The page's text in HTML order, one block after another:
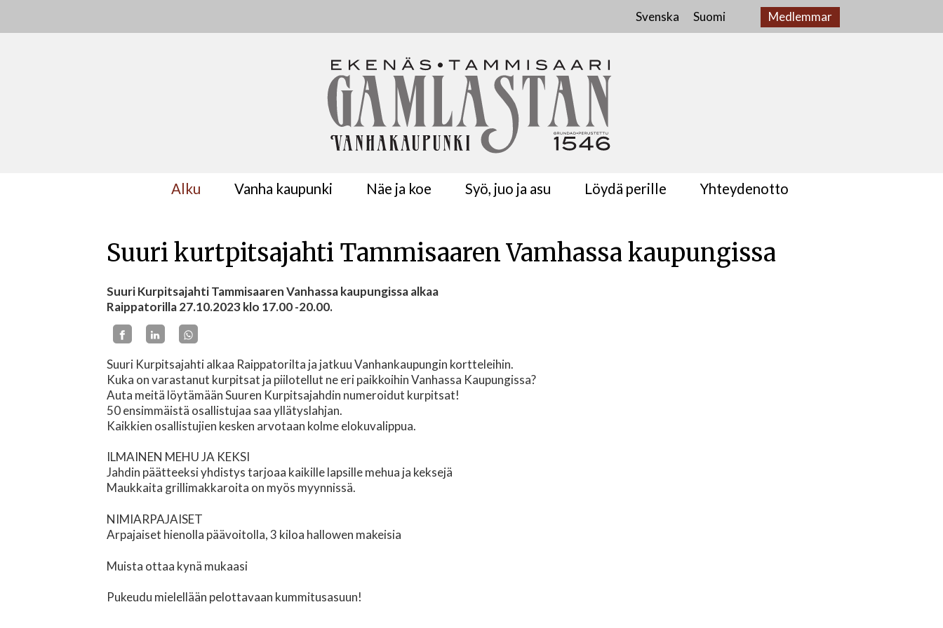
Svenska
Suomi Medlemmar
Alku Vanha kaupunki Näe ja koe Syö, juo ja asu Löydä perille Yhteydenotto
Suuri kurtpitsajahti Tammisaaren Vamhassa kaupungissa
Suuri Kurpitsajahti Tammisaaren Vanhassa kaupungissa alkaa
Raippatorilla 27.10.2023 klo 17.00 -20.00.
Suuri Kurpitsajahti alkaa Raippatorilta ja jatkuu Vanhankaupungin kortteleihin.
Kuka on varastanut kurpitsat ja piilotellut ne eri paikkoihin Vanhassa Kaupungissa?
Auta meitä löytämään Suuren Kurpitsajahdin numeroidut kurpitsat!
50 ensimmäistä osallistujaa saa yllätyslahjan.
Kaikkien osallistujien kesken arvotaan kolme elokuvalippua.
ILMAINEN MEHU JA KEKSI
Jahdin päätteeksi yhdistys tarjoaa kaikille lapsille mehua ja keksejä
Maukkaita grillimakkaroita on myös myynnissä.
NIMIARPAJAISET
Arpajaiset hienolla päävoitolla, 3 kiloa hallowen makeisia
Muista ottaa kynä mukaasi
Pukeudu mielellään pelottavaan kummitusasuun!